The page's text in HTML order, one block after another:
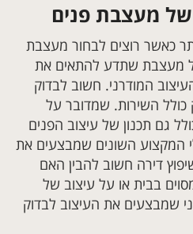
מעצבת פנים
כאשר רוצים לבחור מעצבת
מעצבת שתדע להתאים את
המודרני. חשוב לבדוק
השירות. שמדובר על
גם תכנון של עיצוב הפנים
המקצוע השונים שמבצעים את
דירה חשוב להבין האם
בבית או על עיצוב של
שמבצעים את העיצוב לבדוק